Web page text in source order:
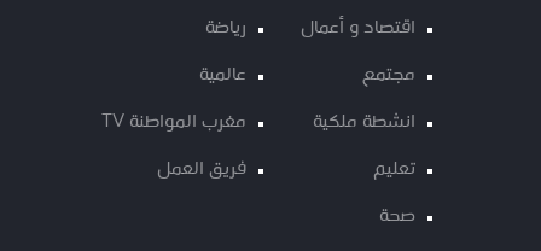
اقتصاد و أعمال
مجتمع
انشطة ملكية
تعليم
صحة
رياضة
عالمية
مغرب المواطنة TV
فريق العمل